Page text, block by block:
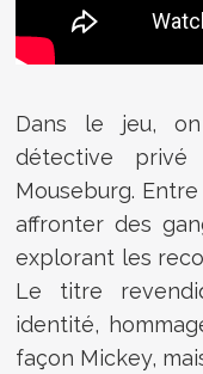
Dans le jeu,
détective
Mouseburg.
affronter des
explorant les
Le titre
identité,
façon Mickey,